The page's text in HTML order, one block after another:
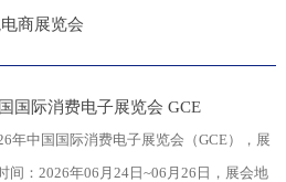
商展览会
国际消费电子展览会 GCE
年中国国际消费电子展览会（GCE），展
间：2026年06月24日~06月26日，展会地